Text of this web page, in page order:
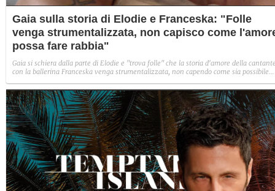
Gaia sulla storia di Elodie e Franceska: "Folle
venga strumentalizzata, non capisco come
possa fare rabbia"
Gaia si schiera dalla parte di Elodie e "trova folle" che la storia d'amore della
con la ballerina Franceska venga strumentalizzata, non capendo come sia possibile